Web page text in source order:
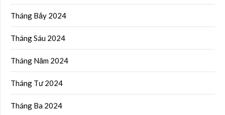
Tháng Bảy 2024
Tháng Sáu 2024
Tháng Năm 2024
Tháng Tư 2024
Tháng Ba 2024